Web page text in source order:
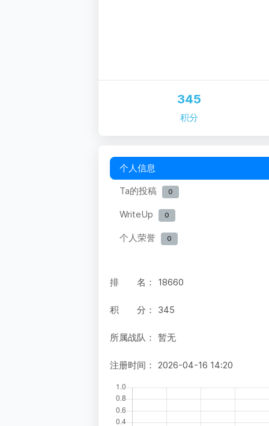
345
积分
个人信息
Ta的投稿
0
WriteUp 0
个人荣誉 0
排 名： 18660
积 分： 345
所属战队： 暂无
注册时间： 2026-04-16 14:20